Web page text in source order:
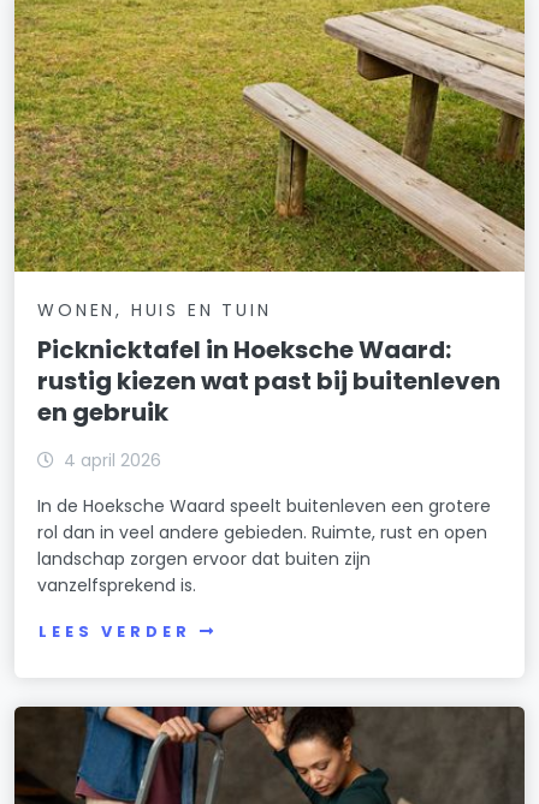
WONEN, HUIS EN TUIN
Picknicktafel in Hoeksche Waard:
rustig kiezen wat past bij buitenleven
en gebruik
4 april 2026
In de Hoeksche Waard speelt buitenleven een grotere
rol dan in veel andere gebieden. Ruimte, rust en open
landschap zorgen ervoor dat buiten zijn
vanzelfsprekend is.
LEES VERDER